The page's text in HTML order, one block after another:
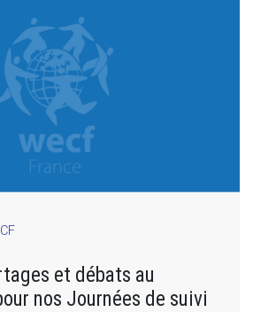
et débats au
nos Journées de suivi